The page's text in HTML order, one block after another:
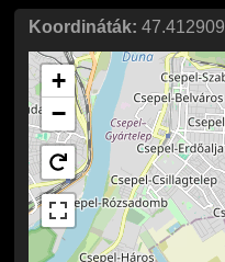
Koordináták: 47.412909
+
−